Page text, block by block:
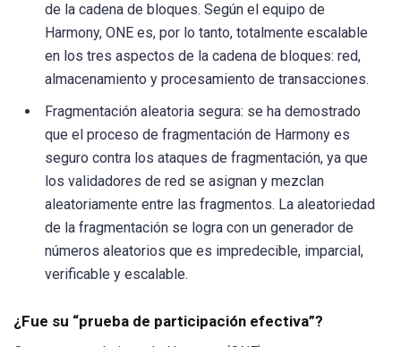
de la cadena de bloques. Según el equipo de
Harmony, ONE es, por lo tanto, totalmente escalable
en los tres aspectos de la cadena de bloques: red,
almacenamiento y procesamiento de transacciones.
Fragmentación aleatoria segura: se ha demostrado
que el proceso de fragmentación de Harmony es
seguro contra los ataques de fragmentación, ya que
los validadores de red se asignan y mezclan
aleatoriamente entre las fragmentos. La aleatoriedad
de la fragmentación se logra con un generador de
números aleatorios que es impredecible, imparcial,
verificable y escalable.
¿Fue su “prueba de participación efectiva”?